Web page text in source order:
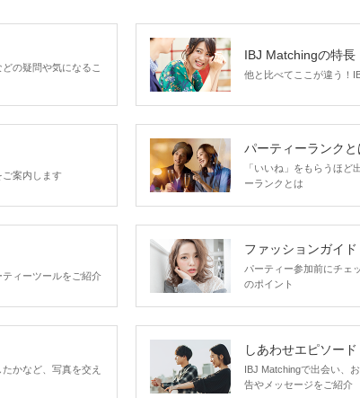
の疑問や気になるこ
IBJ Matchingの特長
他と比べてここが違う！
案内します
パーティーランクと
「いいね」をもらうほど
ーランクとは
ィーツールをご紹介
ファッションガイド
パーティー参加前にチェ
のポイント
かなど、写真を交え
しあわせエピソード
IBJ Matchingで出会い、
告やメッセージをご紹介